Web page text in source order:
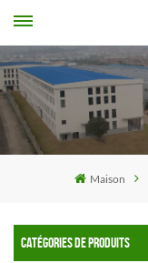
Maison
CATÉGORIES DE PRODUITS